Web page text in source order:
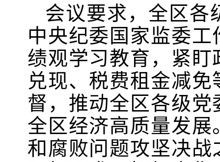
会议要求 ，全区各
中央纪委国家监委工
绩观学习教育，紧
兑现、税费租金减
督，推动全区各级
全区经济高质量发展
和腐败问题攻坚决